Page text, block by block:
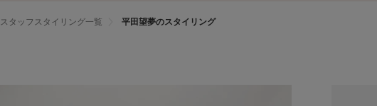
スタッフスタイリング一覧 平田望夢のスタイリング